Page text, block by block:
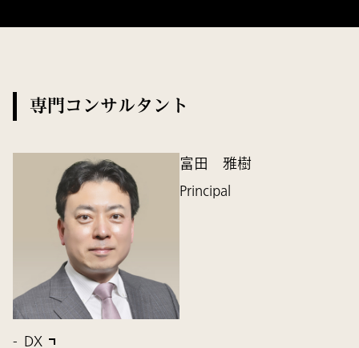
専門コンサルタント
富田 雅樹
Principal
DX